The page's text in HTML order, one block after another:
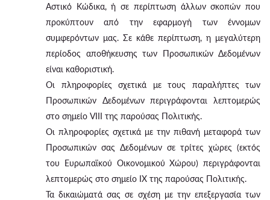
Αστικό Κώδικα, ή σε περίπτωση άλλων σκοπών που
προκύπτουν από την εφαρμογή των έννομων
συμφερόντων μας. Σε κάθε περίπτωση, η μεγαλύτερη
περίοδος αποθήκευσης των Προσωπικών Δεδομένων
είναι καθοριστική.
Οι πληροφορίες σχετικά με τους παραλήπτες των
Προσωπικών Δεδομένων περιγράφονται λεπτομερώς
στο σημείο VIII της παρούσας Πολιτικής.
Οι πληροφορίες σχετικά με την πιθανή μεταφορά των
Προσωπικών σας Δεδομένων σε τρίτες χώρες (εκτός
του Ευρωπαϊκού Οικονομικού Χώρου) περιγράφονται
λεπτομερώς στο σημείο IX της παρούσας Πολιτικής.
Τα δικαιώματά σας σε σχέση με την επεξεργασία των